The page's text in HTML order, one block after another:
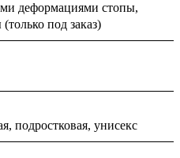
деформациями стопы,
под заказ)
подростковая, унисекс